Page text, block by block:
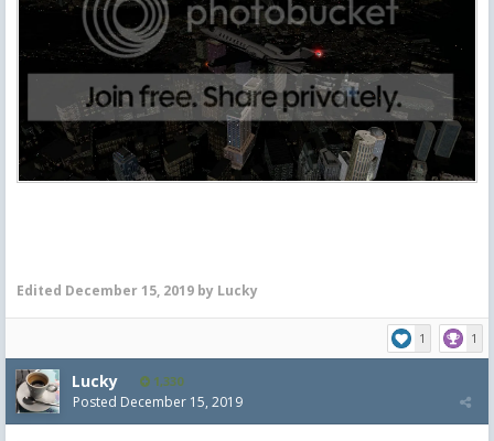
Edited December 15, 2019 by Lucky
1 1
Lucky 1,330
Posted December 15, 2019